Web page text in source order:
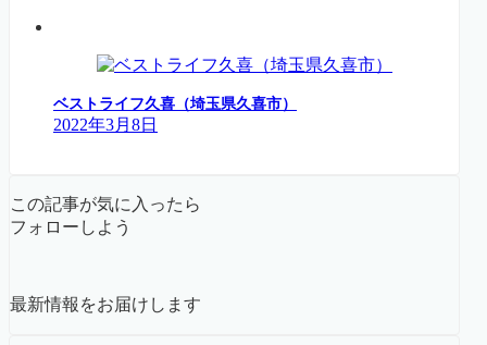
ベストライフ久喜（埼玉県久喜市）
2022年3月8日
この記事が気に入ったら
フォローしよう
最新情報をお届けします